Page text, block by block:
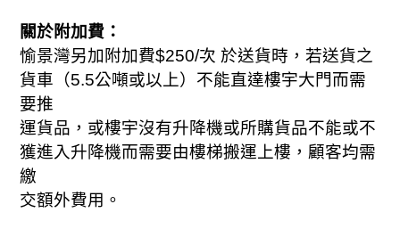
關於附加費：
愉景灣另加附加費$250/次 於送貨時 ， 若送貨之
貨車（5.5公噸或以上）不能直達樓宇大門而需
要推
運貨品 ， 或樓宇沒有升降機或所購貨品不能或不
獲進入升降機而需要由樓梯搬運上樓 ， 顧客均需
繳
交額外費用 。